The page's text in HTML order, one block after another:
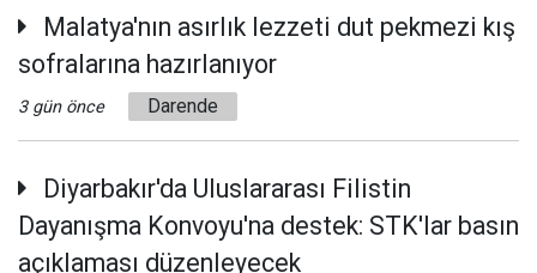
Malatya'nın asırlık lezzeti dut pekmezi kış
sofralarına hazırlanıyor
3 gün önce Darende
Diyarbakır'da Uluslararası Filistin
Dayanışma Konvoyu'na destek: STK'lar basın
açıklaması düzenleyecek